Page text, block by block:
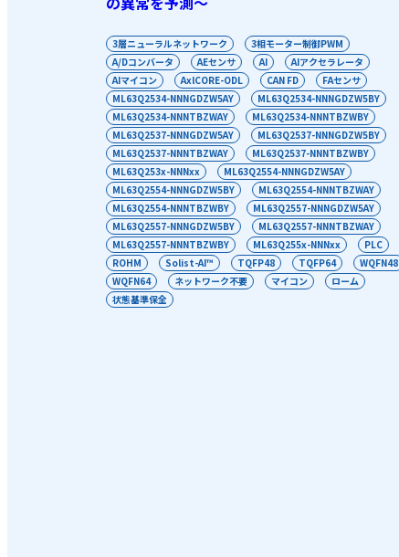
3層ニューラルネットワーク
3相モーター制御PWM
A/Dコンバータ
AEセンサ AI
AIアクセラレータ
AIマイコン
AxlCORE-ODL CAN FD
FAセンサ
ML63Q2534-NNNGDZW5AY
ML63Q2534-NNNGDZW5BY
ML63Q2534-NNNTBZWAY
ML63Q2534-NNNTBZWBY
ML63Q2537-NNNGDZW5AY
ML63Q2537-NNNGDZW5BY
ML63Q2537-NNNTBZWAY
ML63Q2537-NNNTBZWBY
ML63Q253x-NNNxx
ML63Q2554-NNNGDZW5AY
ML63Q2554-NNNGDZW5BY
ML63Q2554-NNNTBZWAY
ML63Q2554-NNNTBZWBY
ML63Q2557-NNNGDZW5AY
ML63Q2557-NNNGDZW5BY
ML63Q2557-NNNTBZWAY
ML63Q2557-NNNTBZWBY
ML63Q255x-NNNxx
PLC
ROHM
Solist-AI™ TQFP48 TQFP64
WQFN48
WQFN64
ネットワーク不要 マイコン
ローム
状態基準保全